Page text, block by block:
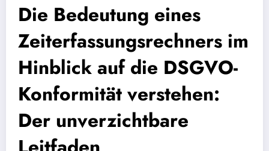
Die Bedeutung eines
Zeiterfassungsrechners im
Hinblick auf die DSGVO-
Konformität verstehen:
Der unverzichtbare